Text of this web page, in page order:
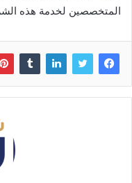
المتخصصين لخدمة هذه